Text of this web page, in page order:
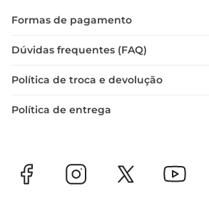
busca um pneu versátil.
Formas de pagamento
Dúvidas frequentes (FAQ)
Política de troca e devolução
Política de entrega